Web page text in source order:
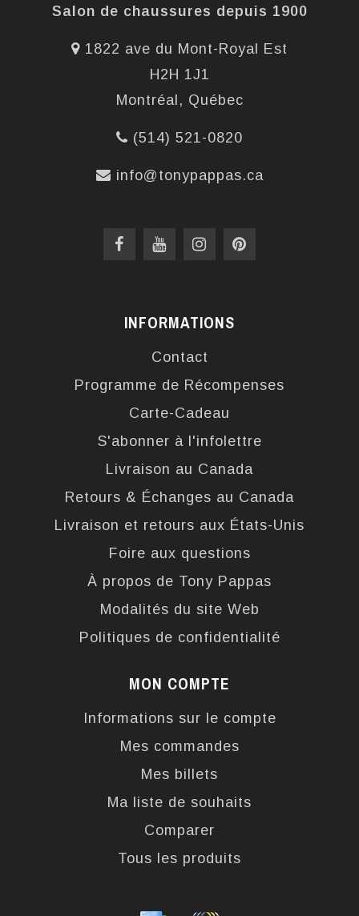
Salon de chaussures depuis 1900
1822 ave du Mont-Royal Est
H2H 1J1
Montréal, Québec
(514) 521-0820
info@tonypappas.ca
INFORMATIONS
Contact
Programme de Récompenses
Carte-Cadeau
S'abonner à l'infolettre
Livraison au Canada
Retours & Échanges au Canada
Livraison et retours aux États-Unis
Foire aux questions
À propos de Tony Pappas
Modalités du site Web
Politiques de confidentialité
MON COMPTE
Informations sur le compte
Mes commandes
Mes billets
Ma liste de souhaits
Comparer
Tous les produits